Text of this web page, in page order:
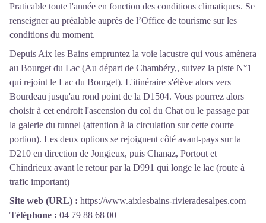
Praticable toute l'année en fonction des conditions climatiques. Se
renseigner au préalable auprès de l’Office de tourisme sur les
conditions du moment.
Depuis Aix les Bains empruntez la voie lacustre qui vous amènera
au Bourget du Lac (Au départ de Chambéry,, suivez la piste N°1
qui rejoint le Lac du Bourget). L'itinéraire s'élève alors vers
Bourdeau jusqu'au rond point de la D1504. Vous pourrez alors
choisir à cet endroit l'ascension du col du Chat ou le passage par
la galerie du tunnel (attention à la circulation sur cette courte
portion). Les deux options se rejoignent côté avant-pays sur la
D210 en direction de Jongieux, puis Chanaz, Portout et
Chindrieux avant le retour par la D991 qui longe le lac (route à
trafic important)
Site web (URL) : https://www.aixlesbains-rivieradesalpes.com
Téléphone : 04 79 88 68 00